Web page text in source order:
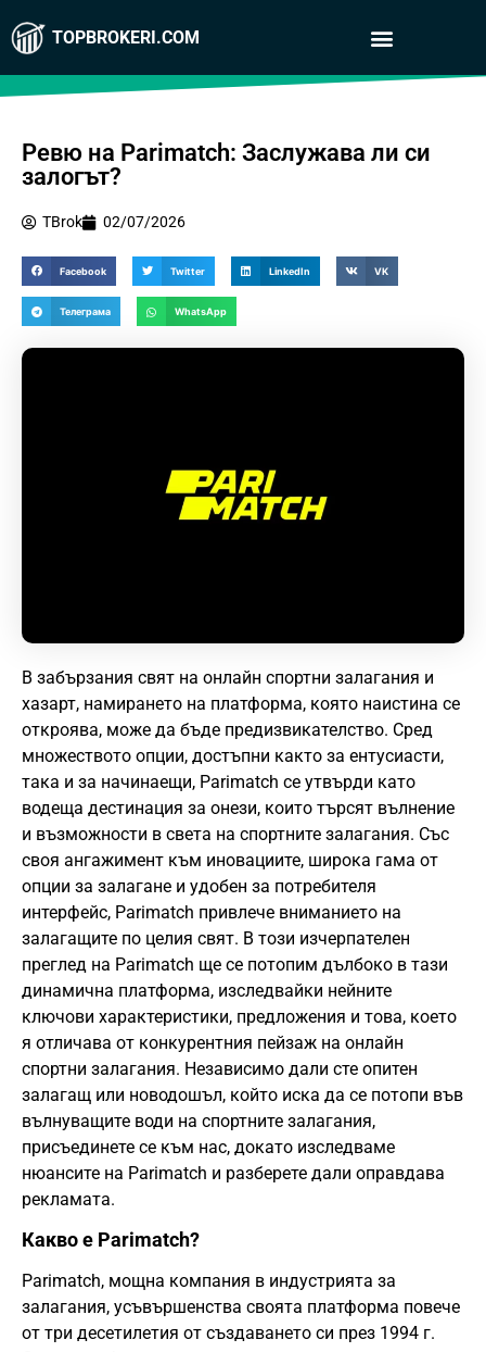
TOPBROKERI.COM
Ревю на Parimatch: Заслужава ли си
залогът?
TBrok 02/07/2026
Facebook Twitter LinkedIn VK
Телеграма WhatsApp
В забързания свят на онлайн спортни залагания и
хазарт, намирането на платформа, която наистина се
откроява, може да бъде предизвикателство. Сред
множеството опции, достъпни както за ентусиасти,
така и за начинаещи, Parimatch се утвърди като
водеща дестинация за онези, които търсят вълнение
и възможности в света на спортните залагания. Със
своя ангажимент към иновациите, широка гама от
опции за залагане и удобен за потребителя
интерфейс, Parimatch привлече вниманието на
залагащите по целия свят. В този изчерпателен
преглед на Parimatch ще се потопим дълбоко в тази
динамична платформа, изследвайки нейните
ключови характеристики, предложения и това, което
я отличава от конкурентния пейзаж на онлайн
спортни залагания. Независимо дали сте опитен
залагащ или новодошъл, който иска да се потопи във
вълнуващите води на спортните залагания,
присъединете се към нас, докато изследваме
нюансите на Parimatch и разберете дали оправдава
рекламата.
Какво е Parimatch?
Parimatch, мощна компания в индустрията за
залагания, усъвършенства своята платформа повече
от три десетилетия от създаването си през 1994 г.